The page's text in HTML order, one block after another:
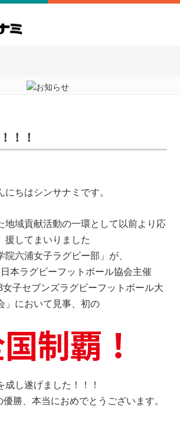
！！
にちはシンサナミです。
地域貢献活動の一環として以前より応
援してまいりました
院六浦女子ラグビー部」が、
本ラグビーフットボール協会主催
女子セブンズラグビーフットボール大
」において見事、初の
成し遂げました！！！
勝、本当におめでとうございます。